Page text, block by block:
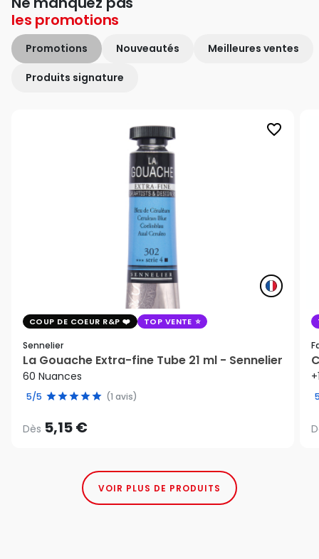
les promotions
Promotions Nouveautés Meilleures ventes
Produits signature
favorite_border
COUP DE COEUR R&P TOP VENTE
Sennelier
La Gouache Extra-fine Tube 21 ml - Sennelier
60 Nuances
5/5 (1 avis)
Dès 5,15 €
VOIR PLUS DE PRODUITS